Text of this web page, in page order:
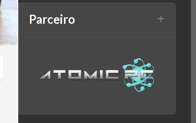
Parceiro